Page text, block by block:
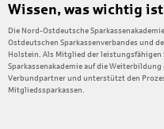
Wissen, was wichtig ist
Die Nord-Ostdeutsche
Ostdeutschen Sparkassenverbandes und
Holstein. Als Mitglied der
Sparkassenakademie auf die
Verbundpartner und unterstützt den
Mitgliedssparkassen.